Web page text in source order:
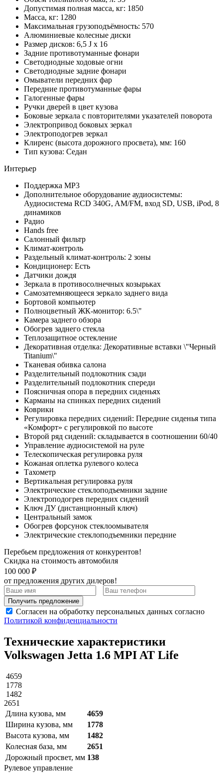
Допустимая полная масса, кг: 1850
Масса, кг: 1280
Максимальная грузоподъёмность: 570
Алюминиевые колесные диски
Размер дисков: 6,5 J x 16
Задние противотуманные фонари
Светодиодные ходовые огни
Cветодиодные задние фонари
Омыватели передних фар
Передние противотуманные фары
Галогенные фары
Ручки дверей в цвет кузова
Боковые зеркала с повторителями указателей поворота
Электропривод боковых зеркал
Электроподогрев зеркал
Клиренс (высота дорожного просвета), мм: 160
Тип кузова: Седан
Интерьер
Поддержка MP3
Дополнительное оборудование аудиосистемы:
Аудиосистема RCD 340G, AM/FM, вход SD, USB, iPod, 8
динамиков
Радио
Hands free
Салонный фильтр
Климат-контроль
Раздельный климат-контроль: 2 зоны
Кондиционер: Есть
Датчики дождя
Зеркала в противосолнечных козырьках
Самозатемняющееся зеркало заднего вида
Бортовой компьютер
Полноцветный ЖК-монитор: 6.5\"
Камера заднего обзора
Обогрев заднего стекла
Теплозащитное остекление
Декоративная отделка: Декоративные вставки \"Черный
Titanium\"
Тканевая обивка салона
Разделительный подлокотник сзади
Разделительный подлокотник спереди
Поясничная опора в передних сиденьях
Карманы на спинках передних сидений
Коврики
Регулировка передних сидений: Передние сиденья типа
«Комфорт» с регулировкой по высоте
Второй ряд сидений: складывается в соотношении 60/40
Управление аудиосистемой на руле
Телескопическая регулировка руля
Кожаная оплетка рулевого колеса
Тахометр
Вертикальная регулировка руля
Электрические стеклоподъемники задние
Электроподогрев передних сидений
Ключ ДУ (дистанционный ключ)
Центральный замок
Обогрев форсунок стеклоомывателя
Электрические стеклоподъемники передние
Перебьем предложения от конкурентов!
Скидка на стоимость автомобиля
100 000 ₽
от предложения других дилеров!
Получить предложение
Согласен на обработку персональных данных согласно
Политикой конфиденциальности
Технические характеристики
Volkswagen Jetta 1.6 MPI AT Life
4659
1778
1482
2651
Длина кузова, мм
4659
Ширина кузова, мм
1778
Высота кузова, мм
1482
Колесная база, мм
2651
Дорожный просвет, мм 138
Рулевое управление